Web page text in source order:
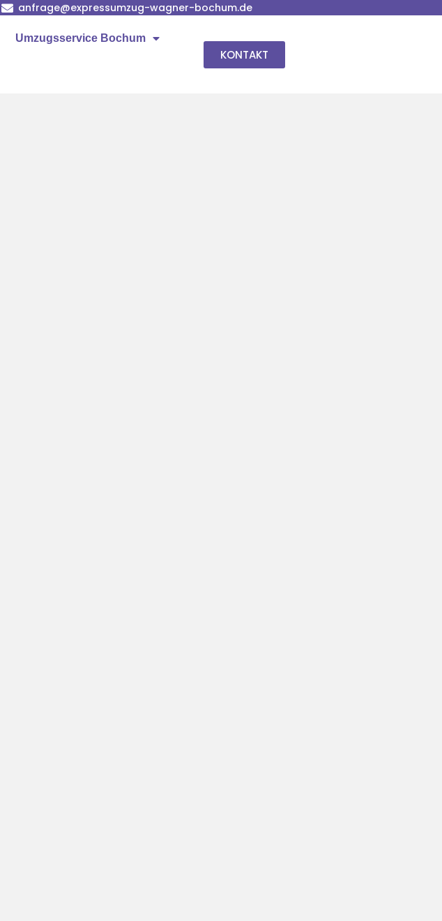
anfrage@expressumzug-wagner-bochum.de
Umzugsservice Bochum
KONTAKT